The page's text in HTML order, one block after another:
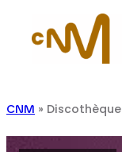
CNM » Discothèque